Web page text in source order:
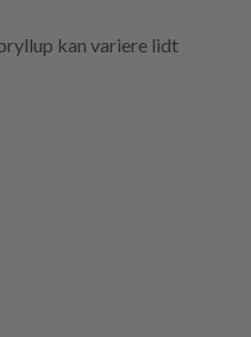
kan variere lidt